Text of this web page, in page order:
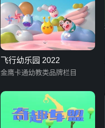
飞行幼乐园 2022
金鹰卡通幼教类品牌栏目